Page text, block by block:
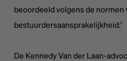
beoordeeld volgens de normen
bestuurdersaansprakelijkheid.’
De Kennedy Van der Laan-